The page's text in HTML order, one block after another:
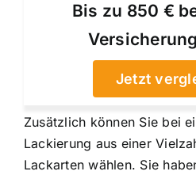
Bis zu 850 €
Jetzt
Zusätzlich können Sie bei
Lackierung aus einer
Lackarten wählen. Sie